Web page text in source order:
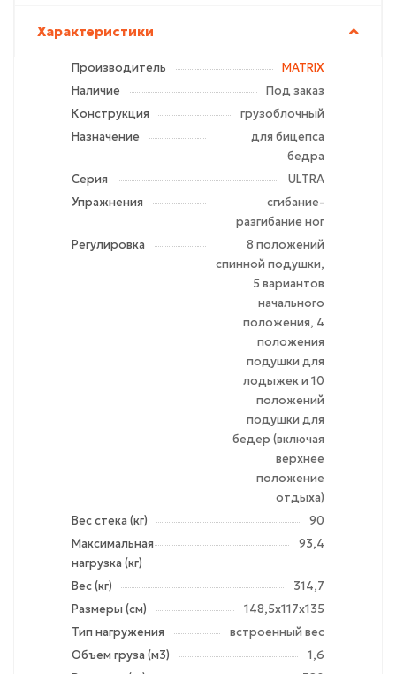
Характеристики
Производитель
MATRIX
Наличие
Под заказ
Конструкция
грузоблочный
Назначение
для бицепса
бедра
Серия
ULTRA
Упражнения
сгибание-
разгибание ног
Регулировка
8 положений
спинной подушки,
5 вариантов
начального
положения, 4
положения
подушки для
лодыжек и 10
положений
подушки для
бедер (включая
верхнее
положение
отдыха)
Вес стека (кг)
90
Максимальная
нагрузка (кг)
93,4
Вес (кг)
314,7
Размеры (см)
148,5х117х135
Тип нагружения
встроенный вес
Объем груза (м3)
1,6